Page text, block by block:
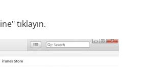
tıklayın.